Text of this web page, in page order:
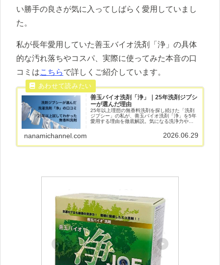
い勝手の良さが気に入ってしばらく愛用していまし
た。
私が長年愛用していた善玉バイオ洗剤「浄」の具体
的な汚れ落ちやコスパ、実際に使ってみた本音の口
コミはこちらで詳しくご紹介しています。
善玉バイオ洗剤「浄」｜25年洗剤ジプシ
ーが選んだ理由
25年以上理想の無香料洗剤を探し続けた「洗剤
ジプシー」の私が、善玉バイオ洗剤「浄」を5年
愛用する理由を徹底解説。気になる洗浄力やメ
クに使えるコスパの良さまで詳しくご紹介しま
nanamichannel.com 2026.06.29